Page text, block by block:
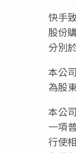
快手
股份
分別
本公
為股
本公
一項
行使